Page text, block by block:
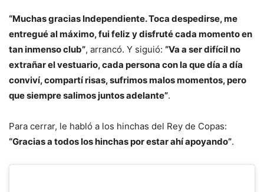
“Muchas gracias Independiente. Toca despedirse, me
entregué al máximo, fui feliz y disfruté cada momento en
tan inmenso club”, arrancó. Y siguió: “Va a ser difícil no
extrañar el vestuario, cada persona con la que día a día
conviví, compartí risas, sufrimos malos momentos, pero
que siempre salimos juntos adelante”.
Para cerrar, le habló a los hinchas del Rey de Copas:
“Gracias a todos los hinchas por estar ahí apoyando”.